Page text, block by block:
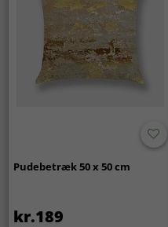
Pudebetræk 50 x 50 cm
kr.189